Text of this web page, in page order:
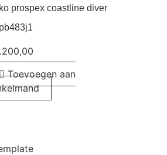
prospex coastline diver
Toevoegen aan